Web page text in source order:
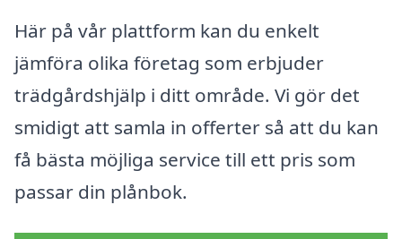
Här på vår plattform kan du enkelt
jämföra olika företag som erbjuder
trädgårdshjälp i ditt område. Vi gör det
smidigt att samla in offerter så att du kan
få bästa möjliga service till ett pris som
passar din plånbok.